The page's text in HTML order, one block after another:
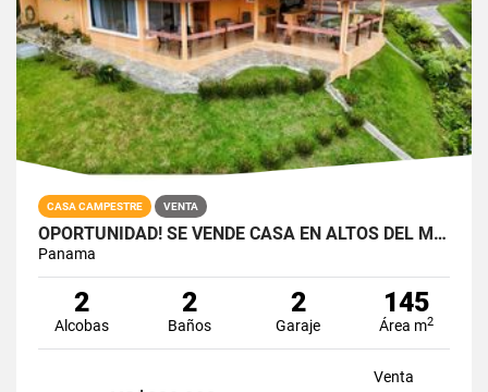
CASA CAMPESTRE VENTA
OPORTUNIDAD! SE VENDE CASA EN ALTOS DEL MARIA - ZONA ALTA
Panama
2
Alcobas
2
Baños
2
Garaje
145
Área m2
Venta